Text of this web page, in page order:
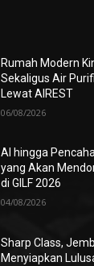
Rumah Modern
Sekaligus Air
Lewat AIREST
06/08/2026
AI hingga
yang Akan
di GILF 2026
04/08/2026
Sharp Class,
Menyiapkan